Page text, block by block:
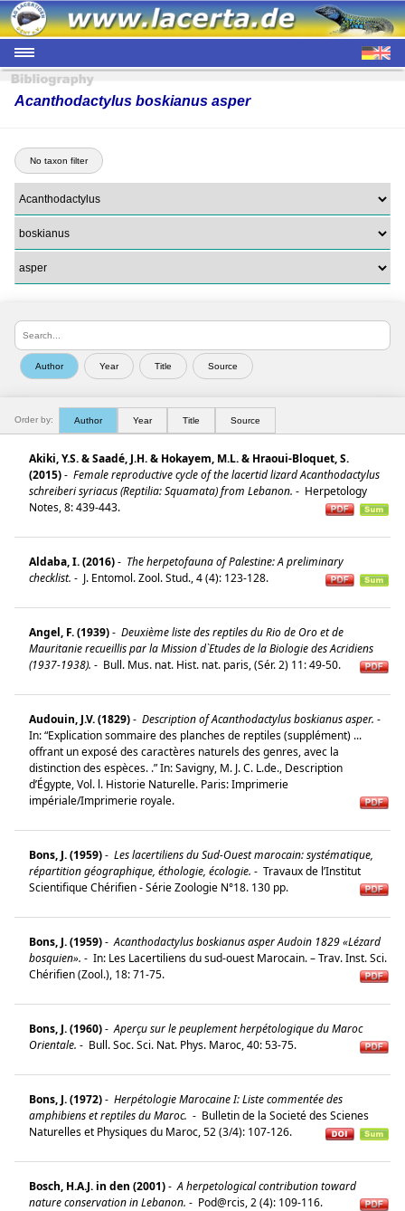
Acanthodactylus boskianus asper
No taxon filter
Order by: Author Year Title Source
Akiki, Y.S. & Saadé, J.H. & Hokayem, M.L. & Hraoui-Bloquet, S.
(2015)- Female reproductive cycle of the lacertid lizard Acanthodactylus
schreiberi syriacus (Reptilia: Squamata) from Lebanon. - Herpetology
Notes, 8: 439-443.
Aldaba, I. (2016)- The herpetofauna of Palestine: A preliminary
checklist. - J. Entomol. Zool. Stud., 4 (4): 123-128.
Angel, F. (1939)- Deuxième liste des reptiles du Rio de Oro et de
Mauritanie recueillis par la Mission d`Etudes de la Biologie des Acridiens
(1937-1938). - Bull. Mus. nat. Hist. nat. paris, (Sér. 2) 11: 49-50.
Audouin, J.V. (1829)- Description of Acanthodactylus boskianus asper. -
In: “Explication sommaire des planches de reptiles (supplément) ...
offrant un exposé des caractères naturels des genres, avec la
distinction des espèces. .” In: Savigny, M. J. C. L.de., Description
d’Égypte, Vol. l. Historie Naturelle. Paris: Imprimerie
impériale/Imprimerie royale.
Bons, J. (1959)- Les lacertiliens du Sud-Ouest marocain: systématique,
répartition géographique, éthologie, écologie. - Travaux de l’Institut
Scientifique Chérifien - Série Zoologie N°18. 130 pp.
Bons, J. (1959)- Acanthodactylus boskianus asper Audoin 1829 «Lézard
bosquien». - In: Les Lacertiliens du sud-ouest Marocain. – Trav. Inst. Sci.
Chérifien (Zool.), 18: 71-75.
Bons, J. (1960)- Aperçu sur le peuplement herpétologique du Maroc
Orientale. - Bull. Soc. Sci. Nat. Phys. Maroc, 40: 53-75.
Bons, J. (1972)- Herpétologie Marocaine I: Liste commentée des
amphibiens et reptiles du Maroc. - Bulletin de la Societé des Scienes
Naturelles et Physiques du Maroc, 52 (3/4): 107-126.
Bosch, H.A.J. in den (2001)- A herpetological contribution toward
nature conservation in Lebanon. - Pod@rcis, 2 (4): 109-116.